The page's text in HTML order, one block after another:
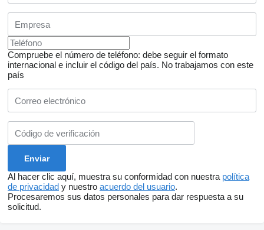
Compruebe el número de teléfono: debe seguir el formato
internacional e incluir el código del país. No trabajamos con este
país
Al hacer clic aquí, muestra su conformidad con nuestra política
de privacidad y nuestro acuerdo del usuario.
Procesaremos sus datos personales para dar respuesta a su
solicitud.